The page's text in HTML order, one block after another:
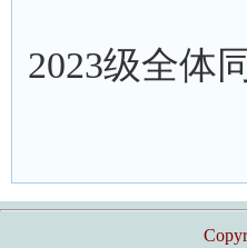
2023级全体